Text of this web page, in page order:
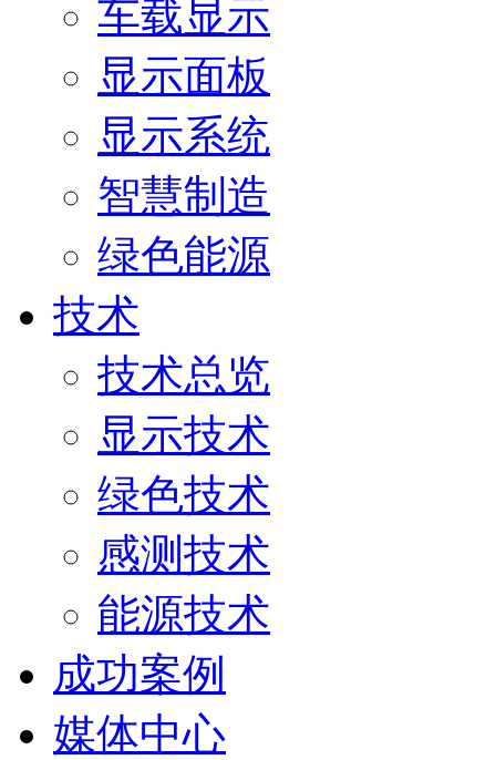
车载显示
显示面板
显示系统
智慧制造
绿色能源
技术
技术总览
显示技术
绿色技术
感测技术
能源技术
成功案例
媒体中心